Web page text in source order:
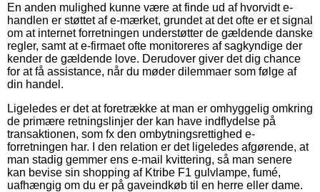
En anden mulighed kunne være at finde ud af hvorvidt e-
handlen er støttet af e-mærket, grundet at det ofte er et signal
om at internet forretningen understøtter de gældende danske
regler, samt at e-firmaet ofte monitoreres af sagkyndige der
kender de gældende love. Derudover giver det dig chance
for at få assistance, når du møder dilemmaer som følge af
din handel.
Ligeledes er det at foretrække at man er omhyggelig omkring
de primære retningslinjer der kan have indflydelse på
transaktionen, som fx den ombytningsrettighed e-
forretningen har. I den relation er det ligeledes afgørende, at
man stadig gemmer ens e-mail kvittering, så man senere
kan bevise sin shopping af Ktribe F1 gulvlampe, fumé,
uafhængig om du er på gaveindkøb til en herre eller dame.